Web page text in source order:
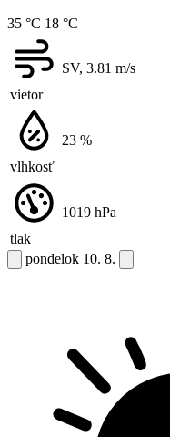
35 °C 18 °C
vietor
SV, 3.81 m/s
vlhkosť
23 %
tlak
1019 hPa
pondelok 10. 8.